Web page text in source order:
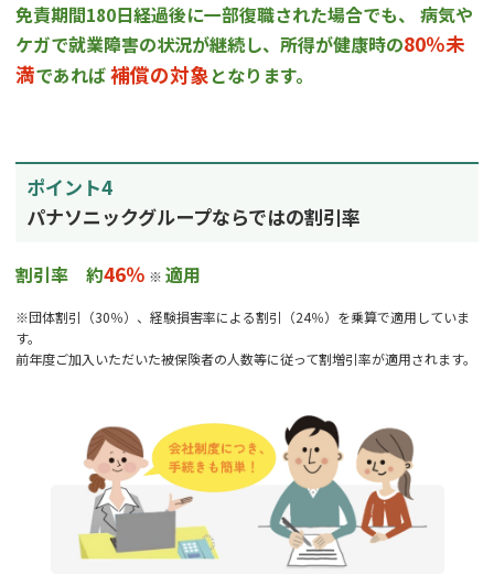
免責期間180日経過後に一部復職された場合でも、 病気や
ケガで就業障害の状況が継続し、所得が健康時の80％未
満であれば補償の対象となります。
ポイント4
パナソニックグループならではの割引率
割引率 約46％ ※ 適用
※団体割引（30％）、経験損害率による割引（24％）を乗算で適用していま
す。
前年度ご加入いただいた被保険者の人数等に従って割増引率が適用されます。